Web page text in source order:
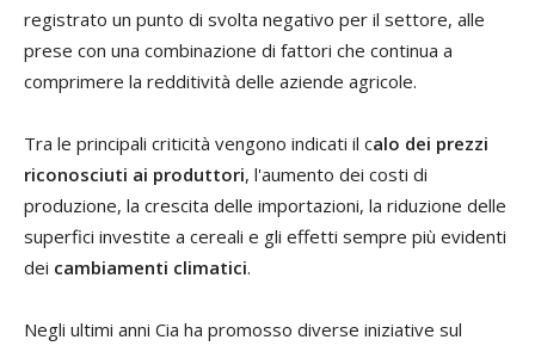
registrato un punto di svolta negativo per il settore, alle
prese con una combinazione di fattori che continua a
comprimere la redditività delle aziende agricole.
Tra le principali criticità vengono indicati il calo dei prezzi
riconosciuti ai produttori, l'aumento dei costi di
produzione, la crescita delle importazioni, la riduzione delle
superfici investite a cereali e gli effetti sempre più evidenti
dei cambiamenti climatici.
Negli ultimi anni Cia ha promosso diverse iniziative sul